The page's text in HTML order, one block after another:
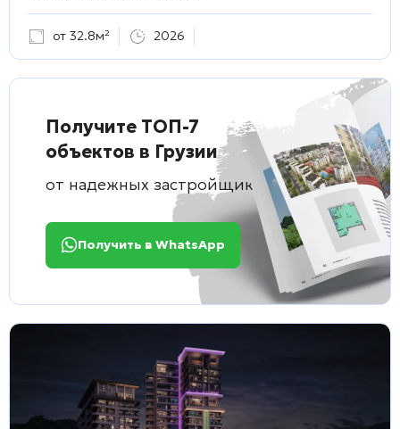
от 32.8м² 2026
Получите ТОП-7
объектов в Грузии
от надежных застройщиков
Получить в WhatsApp